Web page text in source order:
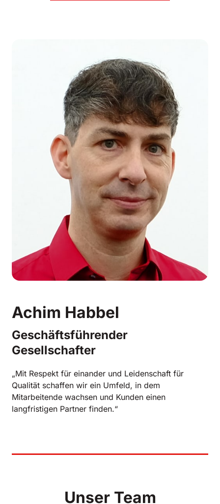
Achim Habbel
Geschäftsführender
Gesellschafter
„Mit Respekt für einander und Leidenschaft für
Qualität schaffen wir ein Umfeld, in dem
Mitarbeitende wachsen und Kunden einen
langfristigen Partner finden.“
Unser Team